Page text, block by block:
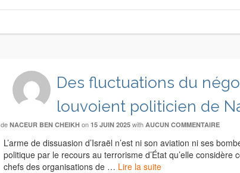
Des fluctuations du
louvoient politicien de
de NACEUR BEN CHEIKH on 15 JUIN 2025 with AUCUN COMMENTAIRE
L’arme de dissuasion d’Israël n’est ni son aviation ni ses
politique par le recours au terrorisme d’État qu’elle
chefs des organisations de … Lire la suite